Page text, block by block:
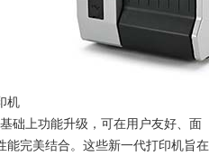
机
础上功能升级，可在用户友好、面
能完美结合。这些新一代打印机旨在